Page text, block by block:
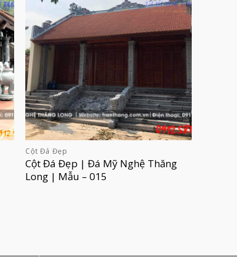
Cột Đá Đẹp
Cột Đá Đẹp | Đá Mỹ Nghệ Thăng
Long | Mẫu – 015